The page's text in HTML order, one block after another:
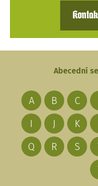
Abecední
A B C
I
J K
Q
R S